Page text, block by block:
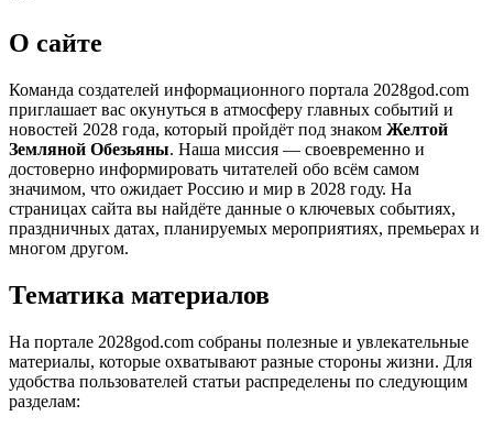
О сайте
Команда создателей информационного портала 2028god.com
приглашает вас окунуться в атмосферу главных событий и
новостей 2028 года, который пройдёт под знаком Желтой
Земляной Обезьяны. Наша миссия — своевременно и
достоверно информировать читателей обо всём самом
значимом, что ожидает Россию и мир в 2028 году. На
страницах сайта вы найдёте данные о ключевых событиях,
праздничных датах, планируемых мероприятиях, премьерах и
многом другом.
Тематика материалов
На портале 2028god.com собраны полезные и увлекательные
материалы, которые охватывают разные стороны жизни. Для
удобства пользователей статьи распределены по следующим
разделам: